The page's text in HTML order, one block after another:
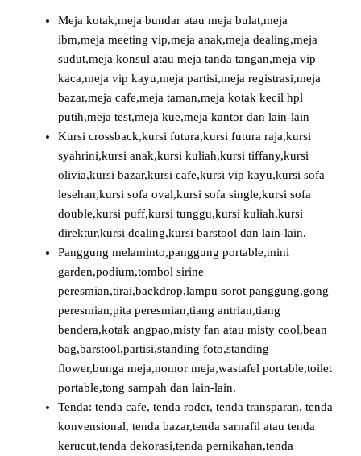
Meja kotak,meja bundar atau meja bulat,meja
ibm,meja meeting vip,meja anak,meja dealing,meja
sudut,meja konsul atau meja tanda tangan,meja vip
kaca,meja vip kayu,meja partisi,meja registrasi,meja
bazar,meja cafe,meja taman,meja kotak kecil hpl
putih,meja test,meja kue,meja kantor dan lain-lain
Kursi crossback,kursi futura,kursi futura raja,kursi
syahrini,kursi anak,kursi kuliah,kursi tiffany,kursi
olivia,kursi bazar,kursi cafe,kursi vip kayu,kursi sofa
lesehan,kursi sofa oval,kursi sofa single,kursi sofa
double,kursi puff,kursi tunggu,kursi kuliah,kursi
direktur,kursi dealing,kursi barstool dan lain-lain.
Panggung melaminto,panggung portable,mini
garden,podium,tombol sirine
peresmian,tirai,backdrop,lampu sorot panggung,gong
peresmian,pita peresmian,tiang antrian,tiang
bendera,kotak angpao,misty fan atau misty cool,bean
bag,barstool,partisi,standing foto,standing
flower,bunga meja,nomor meja,wastafel portable,toilet
portable,tong sampah dan lain-lain.
Tenda: tenda cafe, tenda roder, tenda transparan, tenda
konvensional, tenda bazar,tenda sarnafil atau tenda
kerucut,tenda dekorasi,tenda pernikahan,tenda